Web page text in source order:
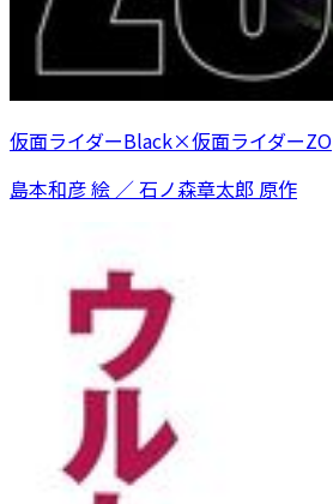
仮面ライダーBlack×仮面ライダーZO
島本和彦 絵 ／ 石ノ森章太郎 原作